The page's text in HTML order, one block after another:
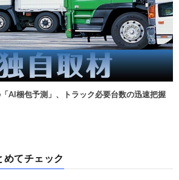
「AI梱包予測」、トラック必要台数の迅速把握
めてチェック